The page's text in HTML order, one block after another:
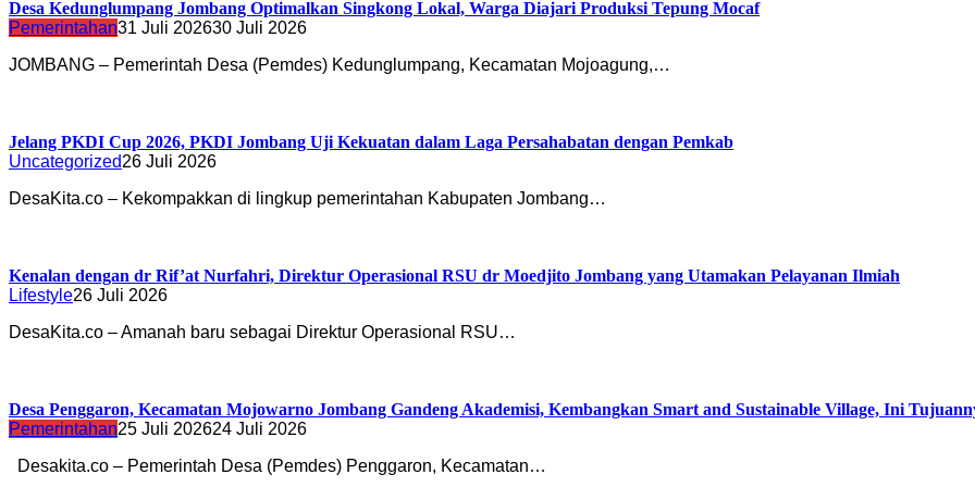
Desa Kedunglumpang Jombang Optimalkan Singkong Lokal, Warga Diajari Produksi Tepung Mocaf
Pemerintahan31 Juli 202630 Juli 2026
JOMBANG – Pemerintah Desa (Pemdes) Kedunglumpang, Kecamatan Mojoagung,…
Jelang PKDI Cup 2026, PKDI Jombang Uji Kekuatan dalam Laga Persahabatan dengan Pemkab
Uncategorized26 Juli 2026
DesaKita.co – Kekompakkan di lingkup pemerintahan Kabupaten Jombang…
Kenalan dengan dr Rif’at Nurfahri, Direktur Operasional RSU dr Moedjito Jombang yang Utamakan Pelayanan Ilmiah
Lifestyle26 Juli 2026
DesaKita.co – Amanah baru sebagai Direktur Operasional RSU…
Desa Penggaron, Kecamatan Mojowarno Jombang Gandeng Akademisi, Kembangkan Smart and Sustainable Village, Ini
Pemerintahan25 Juli 202624 Juli 2026
Desakita.co – Pemerintah Desa (Pemdes) Penggaron, Kecamatan…